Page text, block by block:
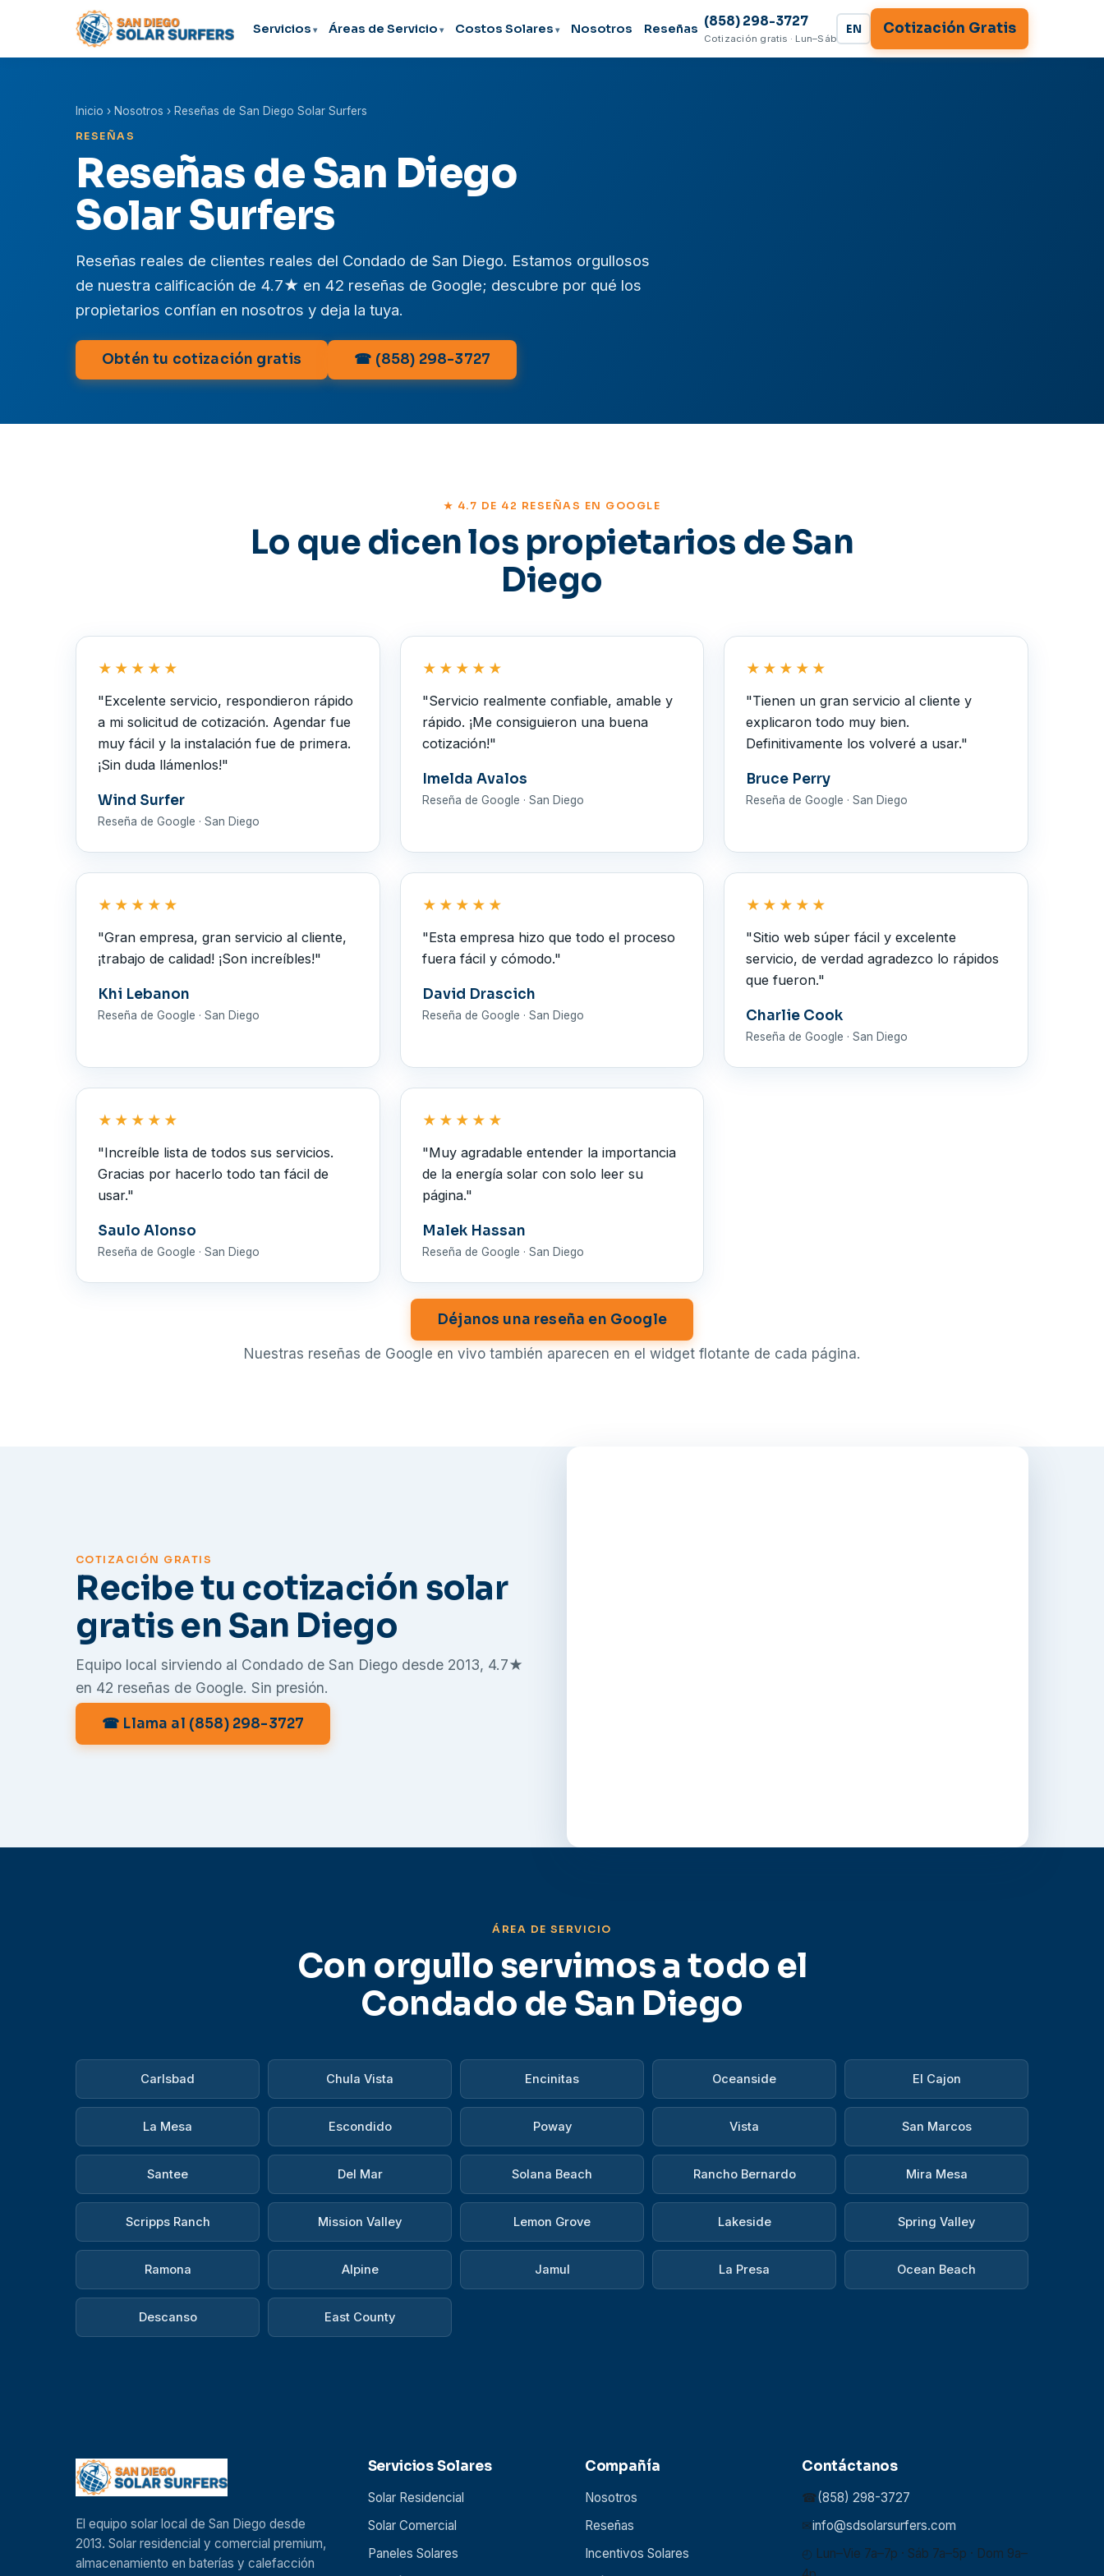
Servicios Áreas de Servicio Costos Solares Nosotros Reseñas (858) 298-3727
Cotización gratis · Lun–Sáb
EN Cotización Gratis
Inicio › Nosotros › Reseñas de San Diego Solar Surfers
RESEÑAS
Reseñas de San Diego
Solar Surfers
Reseñas reales de clientes reales del Condado de San Diego. Estamos orgullosos
de nuestra calificación de 4.7★ en 42 reseñas de Google; descubre por qué los
propietarios confían en nosotros y deja la tuya.
Obtén tu cotización gratis ☎ (858) 298-3727
★ 4.7 DE 42 RESEÑAS EN GOOGLE
Lo que dicen los propietarios de San
Diego
★★★★★
"Excelente servicio, respondieron rápido
a mi solicitud de cotización. Agendar fue
muy fácil y la instalación fue de primera.
¡Sin duda llámenlos!"
Wind Surfer
Reseña de Google · San Diego
★★★★★
"Servicio realmente confiable, amable y
rápido. ¡Me consiguieron una buena
cotización!"
Imelda Avalos
Reseña de Google · San Diego
★★★★★
"Tienen un gran servicio al cliente y
explicaron todo muy bien.
Definitivamente los volveré a usar."
Bruce Perry
Reseña de Google · San Diego
★★★★★
"Gran empresa, gran servicio al cliente,
¡trabajo de calidad! ¡Son increíbles!"
Khi Lebanon
Reseña de Google · San Diego
★★★★★
"Esta empresa hizo que todo el proceso
fuera fácil y cómodo."
David Drascich
Reseña de Google · San Diego
★★★★★
"Sitio web súper fácil y excelente
servicio, de verdad agradezco lo rápidos
que fueron."
Charlie Cook
Reseña de Google · San Diego
★★★★★
"Increíble lista de todos sus servicios.
Gracias por hacerlo todo tan fácil de
usar."
Saulo Alonso
Reseña de Google · San Diego
★★★★★
"Muy agradable entender la importancia
de la energía solar con solo leer su
página."
Malek Hassan
Reseña de Google · San Diego
Déjanos una reseña en Google
Nuestras reseñas de Google en vivo también aparecen en el widget flotante de cada página.
COTIZACIÓN GRATIS
Recibe tu cotización solar
gratis en San Diego
Equipo local sirviendo al Condado de San Diego desde 2013, 4.7★
en 42 reseñas de Google. Sin presión.
☎ Llama al (858) 298-3727
ÁREA DE SERVICIO
Con orgullo servimos a todo el
Condado de San Diego
Carlsbad Chula Vista Encinitas Oceanside El Cajon
La Mesa Escondido Poway Vista San Marcos
Santee Del Mar Solana Beach Rancho Bernardo Mira Mesa
Scripps Ranch Mission Valley Lemon Grove Lakeside Spring Valley
Ramona Alpine Jamul La Presa Ocean Beach
Descanso East County
El equipo solar local de San Diego desde
2013. Solar residencial y comercial premium,
almacenamiento en baterías y calefacción
Servicios Solares
Solar Residencial
Solar Comercial
Paneles Solares
Compañía
Nosotros
Reseñas
Incentivos Solares
Contáctanos
☎(858) 298-3727
✉info@sdsolarsurfers.com
◴ Lun–Vie 7a–7p · Sáb 7a–5p · Dom 9a–